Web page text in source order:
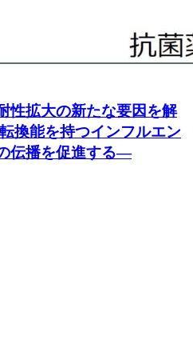
性拡大の新たな要因を解
能を持つインフルエン
伝播を促進する―